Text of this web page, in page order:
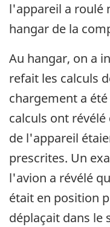
l'appareil a roulé
hangar de la
Au hangar, on a
refait les calculs
chargement a
calculs ont
de l'appareil
prescrites. Un
l'avion a révélé
était en position
déplaçait dans le